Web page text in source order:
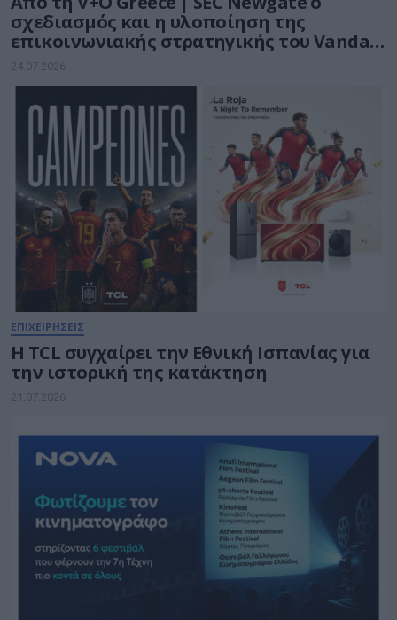
σχεδιασμός και η υλοποίηση της
επικοινωνιακής στρατηγικής του Vanda
Pharmaceuticals Athens Open WTA 250
24.07.2026
ΕΠΙΧΕΙΡΗΣΕΙΣ
Η TCL συγχαίρει την Εθνική Ισπανίας για
την ιστορική της κατάκτηση
21.07.2026